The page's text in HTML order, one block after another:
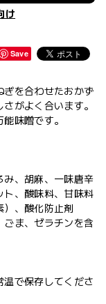
け
Save
ぎを合わせたおかず
がよく合います。
味噌です。
み、胡麻、一味唐辛
ト、酸味料、甘味料
）、酸化防止剤
ごま、ゼラチンを含
温で保存してくださ